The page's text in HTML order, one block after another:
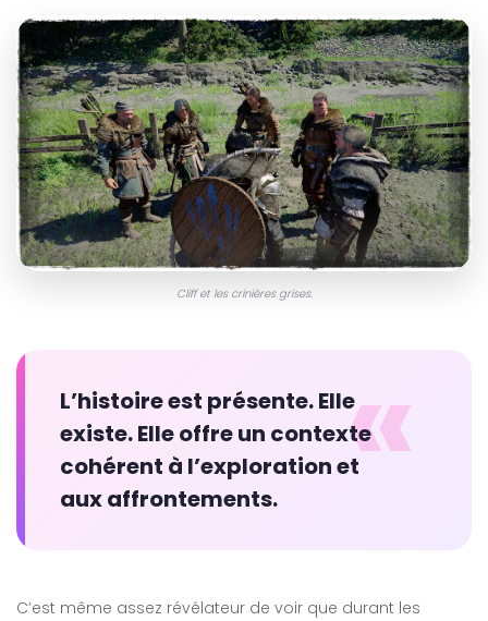
Cliff et les crinières grises.
«
L’histoire est présente. Elle
existe. Elle offre un contexte
cohérent à l’exploration et
aux affrontements.
C’est même assez révélateur de voir que durant les